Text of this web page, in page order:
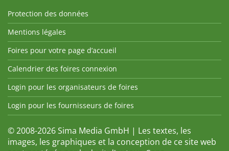
Protection des données
Mentions légales
Foires pour votre page d’accueil
Calendrier des foires connexion
Login pour les organisateurs de foires
Login pour les fournisseurs de foires
© 2008-2026 Sima Media GmbH | Les textes, les
images, les graphiques et la conception de ce site web